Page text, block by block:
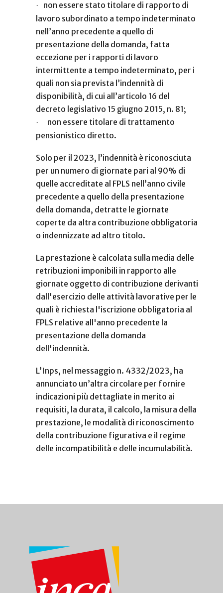
·
non essere stato titolare di rapporto di
lavoro subordinato a tempo indeterminato
nell’anno precedente a quello di
presentazione della domanda, fatta
eccezione per i rapporti di lavoro
intermittente a tempo indeterminato, per i
quali non sia prevista l’indennità di
disponibilità, di cui all’articolo 16 del
decreto legislativo 15 giugno 2015, n. 81;
·
non essere titolare di trattamento
pensionistico diretto.
Solo per il 2023, l’indennità è riconosciuta
per un numero di giornate pari al 90% di
quelle accreditate al FPLS nell’anno civile
precedente a quello della presentazione
della domanda, detratte le giornate
coperte da altra contribuzione obbligatoria
o indennizzate ad altro titolo.
La prestazione è calcolata sulla media delle
retribuzioni imponibili in rapporto alle
giornate oggetto di contribuzione derivanti
dall'esercizio delle attività lavorative per le
quali è richiesta l'iscrizione obbligatoria al
FPLS relative all'anno precedente la
presentazione della domanda
dell'indennità.
L’Inps, nel messaggio n. 4332/2023, ha
annunciato un’altra circolare per fornire
indicazioni più dettagliate in merito ai
requisiti, la durata, il calcolo, la misura della
prestazione, le modalità di riconoscimento
della contribuzione figurativa e il regime
delle incompatibilità e delle incumulabilità.